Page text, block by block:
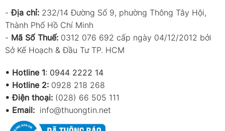
-Địa chỉ: 232/14 Đường Số 9, phường Thông Tây Hội,
Thành Phố Hồ Chí Minh
- Mã Số Thuế: 0312 076 692 cấp ngày 04/12/2012 bởi
Sở Kế Hoạch & Đầu Tư TP. HCM
• Hotline 1: 0944 2222 14
• Hotline 2: 0928 218 268
• Điện thoại: (028) 66 505 111
• Email: info@thuongtin.net